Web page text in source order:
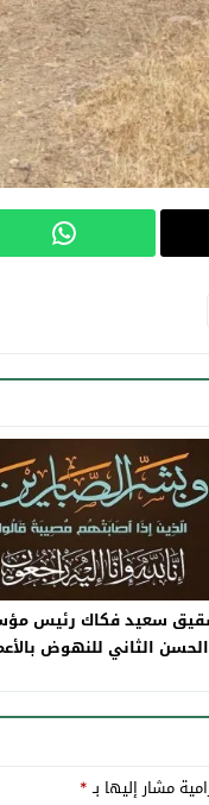
سعيد فكاك رئيس
الحسن الثاني للنهوض
مشار إليها بـ*